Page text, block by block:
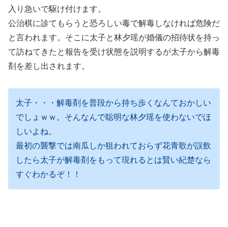
入り急いで駆け付けます。
公治棋に診てもらうと恐ろしい毒で解毒しなければ危険だ
と言われます。そこに太子と林夕瑶が婚儀の招待状を持っ
て訪ねてきたと報告を受け状態を説明するが太子から解毒
剤を差し出されます。
太子・・・解毒剤を普段から持ち歩くなんておかしい
でしょｗｗ。そんなんで聡明な林夕瑶を使わないでほ
しいよね。
最初の襲撃では南瓜しか狙われておらず花青歌が誤飲
したら太子が解毒剤をもって現れるとは賢い紀楚なら
すぐわかるぞ！！